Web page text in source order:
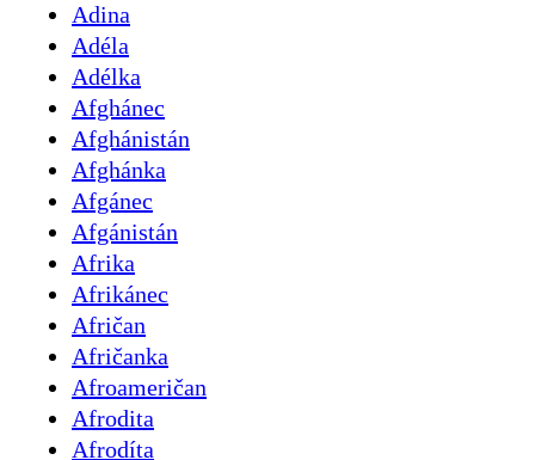
Adina
Adéla
Adélka
Afghánec
Afghánistán
Afghánka
Afgánec
Afgánistán
Afrika
Afrikánec
Afričan
Afričanka
Afroameričan
Afrodita
Afrodíta